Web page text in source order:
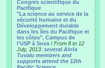
Congrès scientifique du
Pacifique
"La science au service de la
sécurité humaine et du
Développement durable
dans les îles du Pacifique et
les côtes", Campus de
l'USP à Suva / From 8 to 12
July, 2013: several Alofa
Tuvalu members and
supports attend the 12th